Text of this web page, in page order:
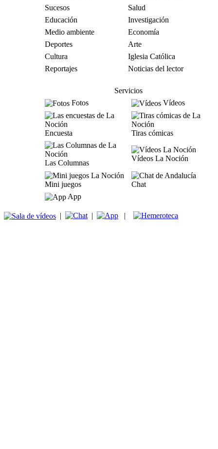
Sucesos
Salud
Educación
Investigación
Medio ambiente
Economía
Deportes
Arte
Cultura
Iglesia Católica
Reportajes
Noticias del lector
Servicios
Fotos
Vídeos
Encuesta Tiras cómicas
Las Columnas
Vídeos La Noción
Mini juegos
Chat
App
| | |